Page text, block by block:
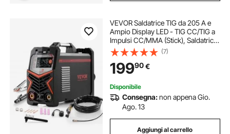
VEVOR Saldatrice TIG da 205 A e
Ampio Display LED - TIG CC/TIG a
Impulsi CC/MMA (Stick), Saldatrice
Elettrica a Doppia Tensione 110 e
220 V con Avviamento ad Alta
Frequenza dell'Inverter IGBT
(7)
19990€
Disponibile
Consegna:non appena Gio.
Ago. 13
Aggiungi al carrello